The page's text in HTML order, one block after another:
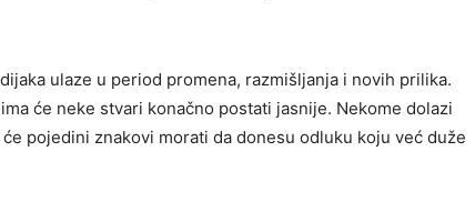
ulaze u period promena, razmišljanja i novih prilika.
će neke stvari konačno postati jasnije. Nekome dolazi
pojedini znakovi morati da donesu odluku koju već duže